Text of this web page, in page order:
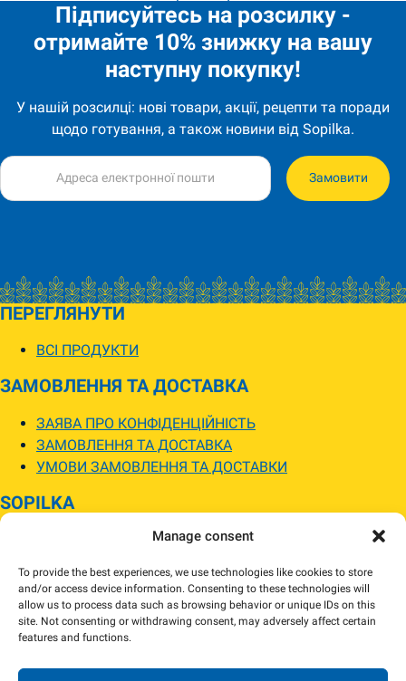
Manage consent
To provide the best experiences, we use technologies like cookies to store
and/or access device information. Consenting to these technologies will
allow us to process data such as browsing behavior or unique IDs on this
site. Not consenting or withdrawing consent, may adversely affect certain
features and functions.
Підписуйтесь на розсилку -
отримайте 10% знижку на вашу
наступну покупку!
У нашій розсилці: нові товари, акції, рецепти та поради
щодо готування, а також новини від Sopilka.
Замовити
ПЕРЕГЛЯНУТИ
ВСІ ПРОДУКТИ
ЗАМОВЛЕННЯ ТА ДОСТАВКА
ЗАЯВА ПРО КОНФІДЕНЦІЙНІСТЬ
ЗАМОВЛЕННЯ ТА ДОСТАВКА
УМОВИ ЗАМОВЛЕННЯ ТА ДОСТАВКИ
SOPILKA
МАГАЗИНИ SOPILKA
НОВИНИ
Зображення товарів на вебсайті можуть відрізнятися від їхнього